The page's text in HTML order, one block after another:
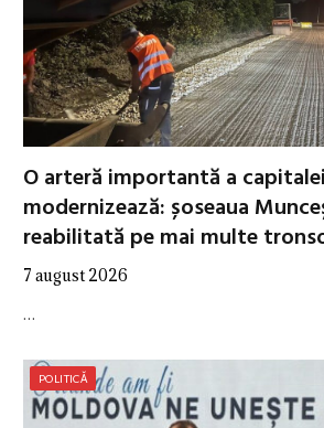
O arteră importantă a
modernizează: șoseaua
reabilitată pe mai multe
7 august 2026
…
POLITICĂ